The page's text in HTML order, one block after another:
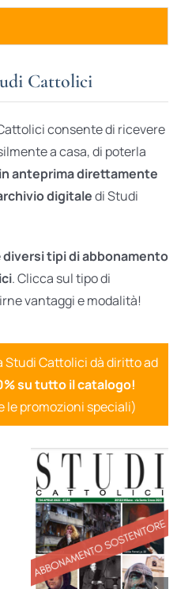
Cattolici
consente di ricevere
a casa, di poterla
anteprima direttamente
digitaledi Studi
diversi tipi di abbonamento
. Clicca sul tipo di
vantaggi e modalità!
Studi Cattolici dà diritto ad
su tutto il catalogo!
le promozioni speciali)